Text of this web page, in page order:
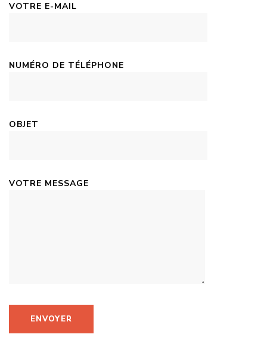
VOTRE E-MAIL
NUMÉRO DE TÉLÉPHONE
OBJET
VOTRE MESSAGE